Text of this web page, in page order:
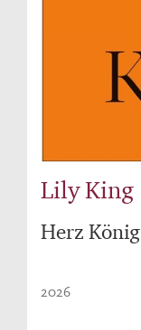
Lily King
Herz König
2026